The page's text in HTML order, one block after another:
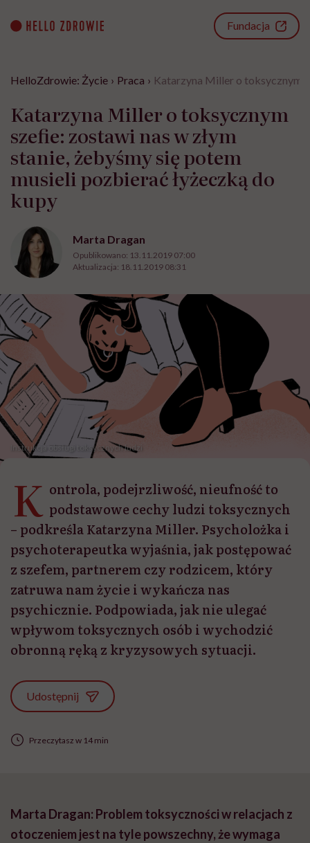
content
Fundacja
HelloZdrowie: Życie › Praca › Katarzyna Miller o toksycznym
Katarzyna Miller o toksycznym
szefie: zostawi nas w złym
stanie, żebyśmy się potem
musieli pozbierać łyżeczką do
kupy
Marta Dragan
Opublikowano: 13.11.2019 07:00
Aktualizacja: 18.11.2019 08:31
Instrukcja obsługi toksycznych ludzi
K ontrola, podejrzliwość, nieufność to
podstawowe cechy ludzi toksycznych
– podkreśla Katarzyna Miller. Psycholożka i
psychoterapeutka wyjaśnia, jak postępować
z szefem, partnerem czy rodzicem, który
zatruwa nam życie i wykańcza nas
psychicznie. Podpowiada, jak nie ulegać
wpływom toksycznych osób i wychodzić
obronną ręką z kryzysowych sytuacji.
Udostępnij
Przeczytasz w 14 min
Marta Dragan: Problem toksyczności w relacjach z
otoczeniem jest na tyle powszechny, że wymaga